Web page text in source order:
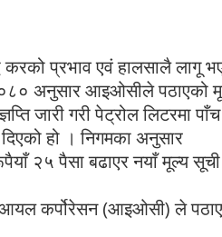
प्रभाव एवं हालसालै लागू
अनुसार आइओसीले पठाएको
जारी गरी पेट्रोल लिटरमा पाँच
हो । निगमका अनुसार
२५ पैसा बढाएर नयाँ मूल्य सूची
आयल कर्पोरेसन (आइओसी) ले